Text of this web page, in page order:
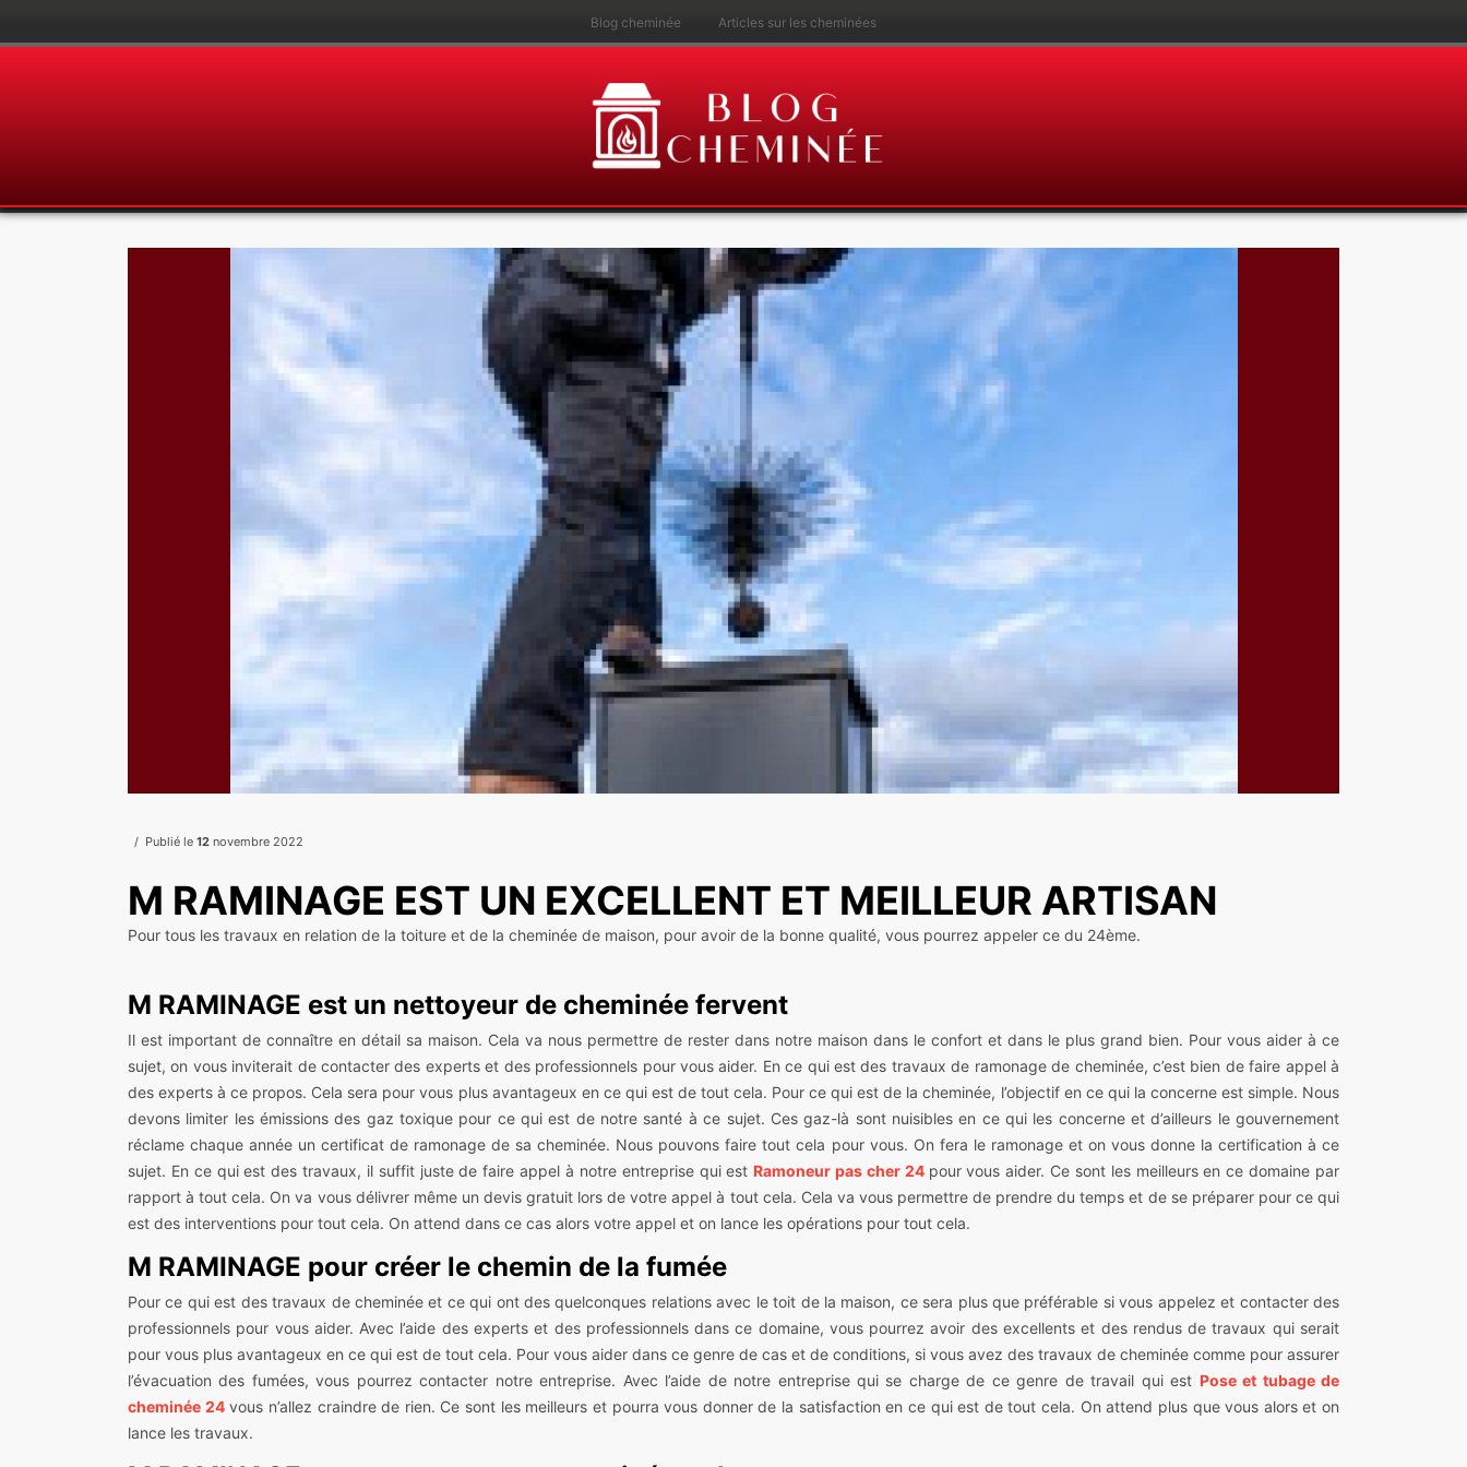
Blog cheminée Articles sur les cheminées
Publié le 12 novembre 2022
M RAMINAGE EST UN EXCELLENT ET MEILLEUR ARTISAN
Pour tous les travaux en relation de la toiture et de la cheminée de maison, pour avoir de la bonne qualité, vous pourrez appeler ce du 24ème.
M RAMINAGE est un nettoyeur de cheminée fervent
Il est important de connaître en détail sa maison. Cela va nous permettre de rester dans notre maison dans le confort et dans le plus grand bien. Pour vous aider à ce
sujet, on vous inviterait de contacter des experts et des professionnels pour vous aider. En ce qui est des travaux de ramonage de cheminée, c’est bien de faire appel à
des experts à ce propos. Cela sera pour vous plus avantageux en ce qui est de tout cela. Pour ce qui est de la cheminée, l’objectif en ce qui la concerne est simple. Nous
devons limiter les émissions des gaz toxique pour ce qui est de notre santé à ce sujet. Ces gaz-là sont nuisibles en ce qui les concerne et d’ailleurs le gouvernement
réclame chaque année un certificat de ramonage de sa cheminée. Nous pouvons faire tout cela pour vous. On fera le ramonage et on vous donne la certification à ce
sujet. En ce qui est des travaux, il suffit juste de faire appel à notre entreprise qui estRamoneur pas cher 24 pour vous aider. Ce sont les meilleurs en ce domaine par
rapport à tout cela. On va vous délivrer même un devis gratuit lors de votre appel à tout cela. Cela va vous permettre de prendre du temps et de se préparer pour ce qui
est des interventions pour tout cela. On attend dans ce cas alors votre appel et on lance les opérations pour tout cela.
M RAMINAGE pour créer le chemin de la fumée
Pour ce qui est des travaux de cheminée et ce qui ont des quelconques relations avec le toit de la maison, ce sera plus que préférable si vous appelez et contacter des
professionnels pour vous aider. Avec l’aide des experts et des professionnels dans ce domaine, vous pourrez avoir des excellents et des rendus de travaux qui serait
pour vous plus avantageux en ce qui est de tout cela. Pour vous aider dans ce genre de cas et de conditions, si vous avez des travaux de cheminée comme pour assurer
l’évacuation des fumées, vous pourrez contacter notre entreprise. Avec l’aide de notre entreprise qui se charge de ce genre de travail qui est Pose et tubage de
cheminée 24vous n’allez craindre de rien. Ce sont les meilleurs et pourra vous donner de la satisfaction en ce qui est de tout cela. On attend plus que vous alors et on
lance les travaux.